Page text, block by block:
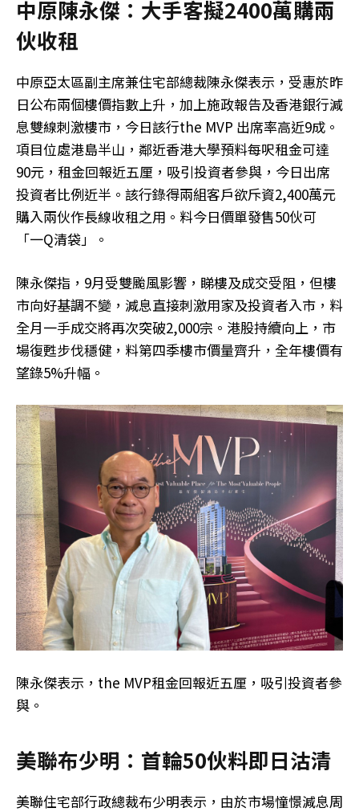
中原陳永傑：大手客擬2400萬購兩
伙收租
中原亞太區副主席兼住宅部總裁陳永傑表示，受惠於昨
日公布兩個樓價指數上升，加上施政報告及香港銀行減
息雙線刺激樓市，今日該行the MVP 出席率高近9成。
項目位處港島半山，鄰近香港大學預料每呎租金可達
90元，租金回報近五厘，吸引投資者參與，今日出席
投資者比例近半。該行錄得兩組客戶欲斥資2,400萬元
購入兩伙作長線收租之用。料今日價單發售50伙可
「一Q清袋」。
陳永傑指，9月受雙颱風影響，睇樓及成交受阻，但樓
市向好基調不變，減息直接刺激用家及投資者入市，料
全月一手成交將再次突破2,000宗。港股持續向上，市
場復甦步伐穩健，料第四季樓市價量齊升，全年樓價有
望錄5%升幅。
陳永傑表示，the MVP租金回報近五厘，吸引投資者參
與。
美聯布少明：首輪50伙料即日沽清
美聯住宅部行政總裁布少明表示，由於市場憧憬減息周